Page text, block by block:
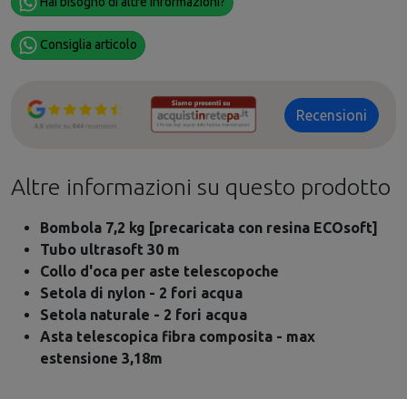
Consiglia articolo
Recensioni
Altre informazioni su questo prodotto
Bombola 7,2 kg [precaricata con resina ECOsoft]
Tubo ultrasoft 30 m
Collo d'oca per aste telescopoche
Setola di nylon - 2 fori acqua
Setola naturale - 2 fori acqua
Asta telescopica fibra composita - max
estensione 3,18m